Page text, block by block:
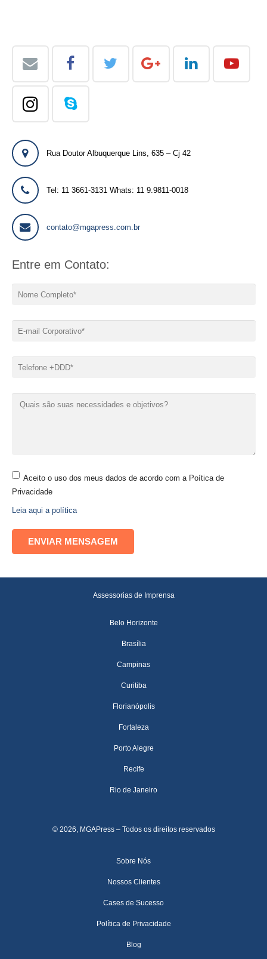
Rua Doutor Albuquerque Lins, 635 – Cj 42
Tel: 11 3661-3131 Whats: 11 9.9811-0018
contato@mgapress.com.br
Entre em Contato:
Aceito o uso dos meus dados de acordo com a Poítica de
Privacidade
Leia aqui a política
Assessorias de Imprensa
Belo Horizonte
Brasília
Campinas
Curitiba
Florianópolis
Fortaleza
Porto Alegre
Recife
Rio de Janeiro
© 2026, MGAPress – Todos os direitos reservados
Sobre Nós
Nossos Clientes
Cases de Sucesso
Política de Privacidade
Blog